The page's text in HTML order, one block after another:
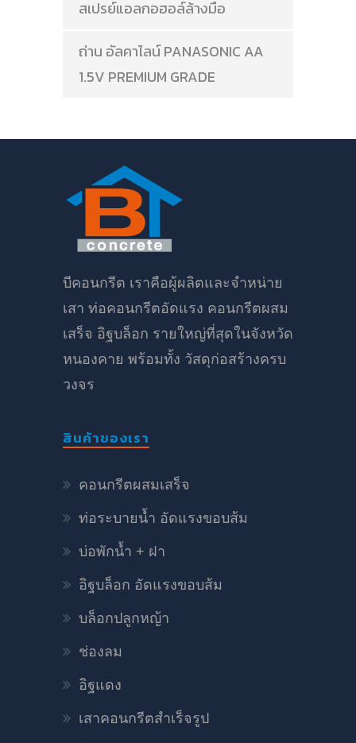
สเปรย์แอลกอฮอล์ล้างมือ
ถ่าน อัลคาไลน์ PANASONIC AA
1.5V PREMIUM GRADE
บีคอนกรีต เราคือผู้ผลิตและจำหน่าย
เสา ท่อคอนกรีตอัดแรง คอนกรีตผสม
เสร็จ อิฐบล็อก รายใหญ่ที่สุดในจังหวัด
หนองคาย พร้อมทั้ง วัสดุก่อสร้างครบ
วงจร
สินค้าของเรา
คอนกรีตผสมเสร็จ
ท่อระบายน้ำ อัดแรงขอบส้ม
บ่อพักน้ำ + ฝา
อิฐบล็อก อัดแรงขอบส้ม
บล็อกปลูกหญ้า
ช่องลม
อิฐแดง
เสาคอนกรีตสำเร็จรูป